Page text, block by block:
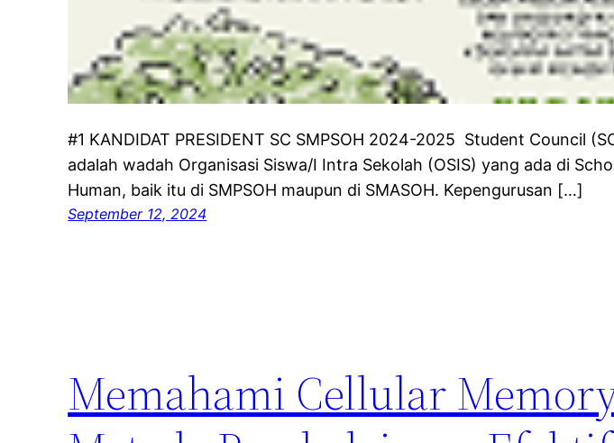
#1 KANDIDAT PRESIDENT SC SMPSOH 2024-2025 Student Council
adalah wadah Organisasi Siswa/I Intra Sekolah (OSIS) yang ada di
Human, baik itu di SMPSOH maupun di SMASOH. Kepengurusan […]
September 12, 2024
Memahami Cellular